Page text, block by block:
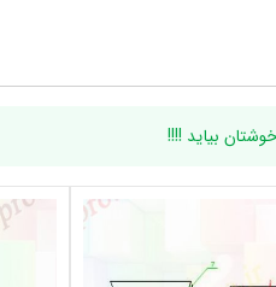
بیاید !!!!